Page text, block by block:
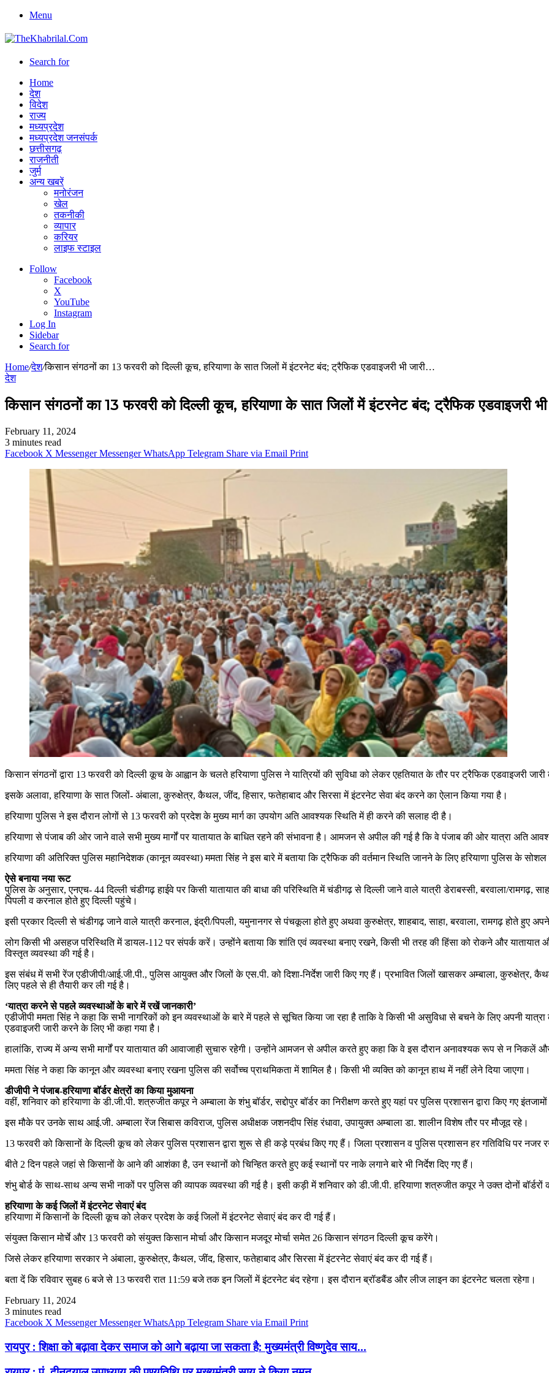
Menu
Search for
Home
देश
विदेश
राज्य
मध्यप्रदेश
मध्यप्रदेश जनसंपर्क
छत्तीसगढ़
राजनीती
जुर्म
अन्य खबरें
मनोरंजन
खेल
तकनीकी
व्यापार
करियर
लाइफ स्टाइल
Follow
Facebook
X
YouTube
Instagram
Log In
Sidebar
Search for
Home/देश/किसान संगठनों का 13 फरवरी को दिल्ली कूच, हरियाणा के सात जिलों में इंटरनेट बंद; ट्रैफिक एडवाइजरी भी जारी…
देश
किसान संगठनों का 13 फरवरी को दिल्ली कूच, हरियाणा के सात जिलों में इंटरनेट बंद; ट्रैफिक एडवाइजरी भी
February 11, 2024
3 minutes read
Facebook X Messenger Messenger WhatsApp Telegram Share via Email Print
किसान संगठनों द्वारा 13 फरवरी को दिल्ली कूच के आह्वान के चलते हरियाणा पुलिस ने यात्रियों की सुविधा को लेकर एहतियात के तौर पर ट्रैफिक एडवाइजरी जारी
इसके अलावा, हरियाणा के सात जिलों- अंबाला, कुरुक्षेत्र, कैथल, जींद, हिसार, फतेहाबाद और सिरसा में इंटरनेट सेवा बंद करने का ऐलान किया गया है।
हरियाणा पुलिस ने इस दौरान लोगों से 13 फरवरी को प्रदेश के मुख्य मार्ग का उपयोग अति आवश्यक स्थिति में ही करने की सलाह दी है।
हरियाणा से पंजाब की ओर जाने वाले सभी मुख्य मार्गों पर यातायात के बाधित रहने की संभावना है। आमजन से अपील की गई है कि वे पंजाब की ओर यात्रा अति
हरियाणा की अतिरिक्त पुलिस महानिदेशक (कानून व्यवस्था) ममता सिंह ने इस बारे में बताया कि ट्रैफिक की वर्तमान स्थिति जानने के लिए हरियाणा पुलिस के
ऐसे बनाया नया रूट
पुलिस के अनुसार, एनएच- 44 दिल्ली चंडीगढ़ हाईवे पर किसी यातायात की बाधा की परिस्थिति में चंडीगढ़ से दिल्ली जाने वाले यात्री डेराबस्सी, बरवाला/रामगढ़,
पिपली व करनाल होते हुए दिल्ली पहुंचे।
इसी प्रकार दिल्ली से चंडीगढ़ जाने वाले यात्री करनाल, इंद्री/पिपली, यमुनानगर से पंचकूला होते हुए अथवा कुरुक्षेत्र, शाहबाद, साहा, बरवाला, रामगढ़ होते हुए
लोग किसी भी असहज परिस्थिति में डायल-112 पर संपर्क करें। उन्होंने बताया कि शांति एवं व्यवस्था बनाए रखने, किसी भी तरह की हिंसा को रोकने और यातायात
विस्तृत व्यवस्था की गई है।
इस संबंध में सभी रेंज एडीजीपी/आई.जी.पी., पुलिस आयुक्त और जिलों के एस.पी. को दिशा-निर्देश जारी किए गए हैं। प्रभावित जिलों खासकर अम्बाला, कुरुक्षेत्र,
लिए पहले से ही तैयारी कर ली गई है।
‘यात्रा करने से पहले व्यवस्थाओं के बारे में रखें जानकारी’
एडीजीपी ममता सिंह ने कहा कि सभी नागरिकों को इन व्यवस्थाओं के बारे में पहले से सूचित किया जा रहा है ताकि वे किसी भी असुविधा से बचने के लिए अपनी
एडवाइजरी जारी करने के लिए भी कहा गया है।
हालांकि, राज्य में अन्य सभी मार्गों पर यातायात की आवाजाही सुचारु रहेगी। उन्होंने आमजन से अपील करते हुए कहा कि वे इस दौरान अनावश्यक रूप से न निकलें
ममता सिंह ने कहा कि कानून और व्यवस्था बनाए रखना पुलिस की सर्वोच्च प्राथमिकता में शामिल है। किसी भी व्यक्ति को कानून हाथ में नहीं लेने दिया जाएगा।
डीजीपी ने पंजाब-हरियाणा बॉर्डर क्षेत्रों का किया मुआयना
वहीं, शनिवार को हरियाणा के डी.जी.पी. शत्रुजीत कपूर ने अम्बाला के शंभु बॉर्डर, सद्दोपुर बॉर्डर का निरीक्षण करते हुए यहां पर पुलिस प्रशासन द्वारा किए गए
इस मौके पर उनके साथ आई.जी. अम्बाला रेंज सिबास कविराज, पुलिस अधीक्षक जशनदीप सिंह रंधावा, उपायुक्त अम्बाला डा. शालीन विशेष तौर पर मौजूद रहे।
13 फरवरी को किसानों के दिल्ली कूच को लेकर पुलिस प्रशासन द्वारा शुरू से ही कड़े प्रबंध किए गए हैं। जिला प्रशासन व पुलिस प्रशासन हर गतिविधि पर नजर
बीते 2 दिन पहले जहां से किसानों के आने की आशंका है, उन स्थानों को चिन्हित करते हुए कई स्थानों पर नाके लगाने बारे भी निर्देश दिए गए हैं।
शंभु बोर्ड के साथ-साथ अन्य सभी नाकों पर पुलिस की व्यापक व्यवस्था की गई है। इसी कड़ी में शनिवार को डी.जी.पी. हरियाणा शत्रुजीत कपूर ने उक्त दोनों बॉर्डरों
हरियाणा के कई जिलों में इंटरनेट सेवाएं बंद
हरियाणा में किसानों के दिल्ली कूच को लेकर प्रदेश के कई जिलों में इंटरनेट सेवाएं बंद कर दी गई हैं।
संयुक्त किसान मोर्चे और 13 फरवरी को संयुक्त किसान मोर्चा और किसान मजदूर मोर्चा समेत 26 किसान संगठन दिल्ली कूच करेंगे।
जिसे लेकर हरियाणा सरकार ने अंबाला, कुरुक्षेत्र, कैथल, जींद, हिसार, फतेहाबाद और सिरसा में इंटरनेट सेवाएं बंद कर दी गई हैं।
बता दें कि रविवार सुबह 6 बजे से 13 फरवरी रात 11:59 बजे तक इन जिलों में इंटरनेट बंद रहेगा। इस दौरान ब्रॉडबैंड और लीज लाइन का इंटरनेट चलता रहेगा।
February 11, 2024
3 minutes read
Facebook X Messenger Messenger WhatsApp Telegram Share via Email Print
रायपुर : शिक्षा को बढ़ावा देकर समाज को आगे बढ़ाया जा सकता है: मुख्यमंत्री विष्णुदेव साय...